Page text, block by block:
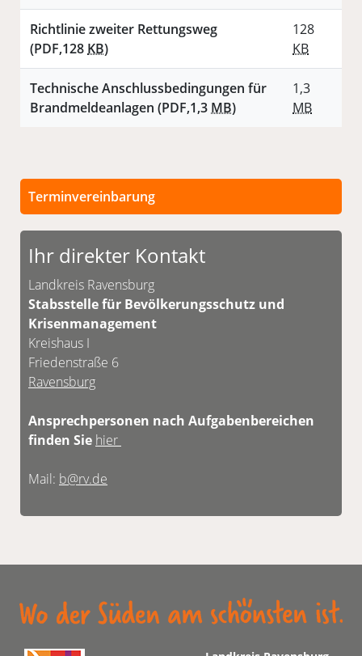
Richtlinie zweiter Rettungsweg
(PDF,128 KB)
128
KB
Technische Anschlussbedingungen für
Brandmeldeanlagen (PDF,1,3 MB)
1,3
MB
Terminvereinbarung
Persönliche Termine sind nach vorheriger
Vereinbarung möglich.
Ihr direkter Kontakt
Landkreis Ravensburg
Stabsstelle für Bevölkerungsschutz und
Krisenmanagement
Kreishaus I
Friedenstraße 6
Ravensburg
Ansprechpersonen nach Aufgabenbereichen
finden Sie hier
Mail: b@rv.de